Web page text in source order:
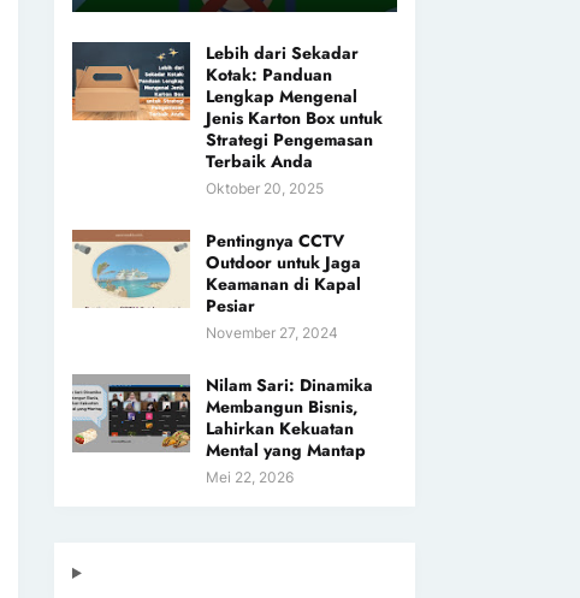
Lebih dari Sekadar
Kotak: Panduan
Lengkap Mengenal
Jenis Karton Box untuk
Strategi Pengemasan
Terbaik Anda
Oktober 20, 2025
Pentingnya CCTV
Outdoor untuk Jaga
Keamanan di Kapal
Pesiar
November 27, 2024
Nilam Sari: Dinamika
Membangun Bisnis,
Lahirkan Kekuatan
Mental yang Mantap
Mei 22, 2026